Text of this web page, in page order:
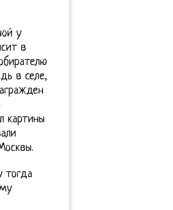
у
в
в селе,
картины
тогда